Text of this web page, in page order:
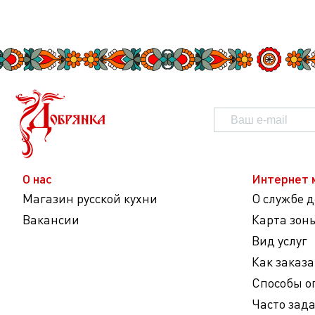
О нас
Магазин русской кухни
Вакансии
Интернет
О службе
Карта
Вид услуг
Как
Способы
Часто